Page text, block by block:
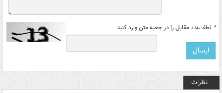
* لطفا عدد مقابل را در جعبه متن وارد کنید
نظرات